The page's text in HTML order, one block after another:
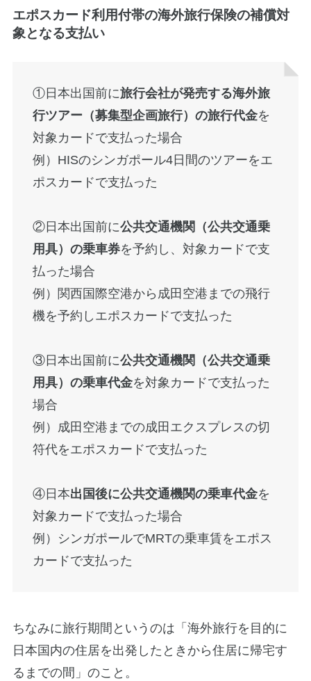
エポスカード利用付帯の海外旅行保険の補償対
象となる支払い
①日本出国前に旅行会社が発売する海外旅
行ツアー（募集型企画旅行）の旅行代金を
対象カードで支払った場合
例）HISのシンガポール4日間のツアーをエ
ポスカードで支払った
②日本出国前に公共交通機関（公共交通乗
用具）の乗車券を予約し、対象カードで支
払った場合
例）関西国際空港から成田空港までの飛行
機を予約しエポスカードで支払った
③日本出国前に公共交通機関（公共交通乗
用具）の乗車代金を対象カードで支払った
場合
例）成田空港までの成田エクスプレスの切
符代をエポスカードで支払った
④日本出国後に公共交通機関の乗車代金を
対象カードで支払った場合
例）シンガポールでMRTの乗車賃をエポス
カードで支払った
ちなみに旅行期間というのは「海外旅行を目的に
日本国内の住居を出発したときから住居に帰宅す
るまでの間」のこと。